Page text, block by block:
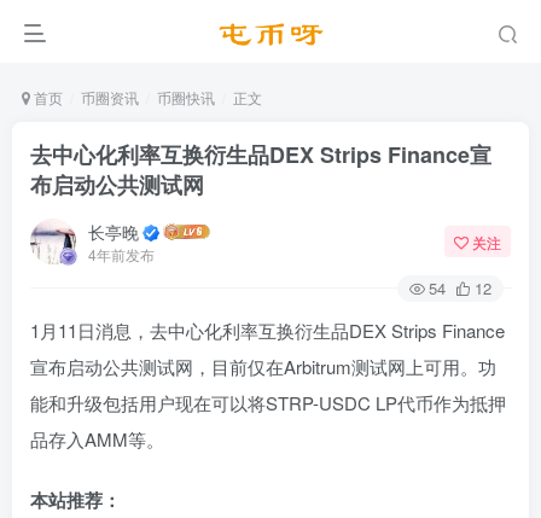
首页 币圈资讯 币圈快讯 正文
去中心化利率互换衍生品DEX Strips Finance宣
布启动公共测试网
长亭晚
4年前发布
关注
54 12
1月11日消息，去中心化利率互换衍生品DEX Strips Finance
宣布启动公共测试网，目前仅在Arbitrum测试网上可用。功
能和升级包括用户现在可以将STRP-USDC LP代币作为抵押
品存入AMM等。
本站推荐：